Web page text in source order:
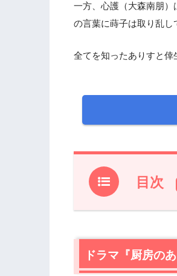
一方、心護（大森南朋
の言葉に蒔子は取り乱し
全てを知ったありすと倖
目次
1.ドラマ『厨房の
2.1 真実
2.2証拠
ドラマ『厨房の